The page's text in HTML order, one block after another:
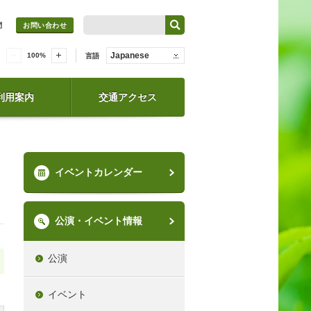
お問い合わせ
100% 言語 Japanese
用案内 交通アクセス
イベントカレンダー
公演・イベント情報
公演
イベント